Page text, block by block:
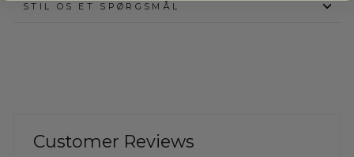
STIL OS ET SPØRGSMÅL
Customer Reviews